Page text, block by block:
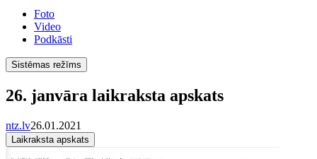
Foto
Video
Podkāsti
Sistēmas režīms
26. janvāra laikraksta apskats
ntz.lv26.01.2021
Laikraksta apskats